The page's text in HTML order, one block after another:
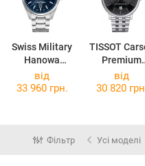
Swiss Military
Hanowa
Majestic
Pioneer
TISSOT
Premium
Powermatic
від
33 960 грн.
від
30 820
Фільтр Усі моделі